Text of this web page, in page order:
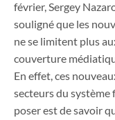
février, Sergey
souligné que les
ne se limitent plus
couverture
En effet, ces
secteurs du système
poser est de savoir